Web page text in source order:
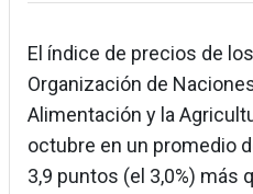
El índice de precios de
Organización de
Alimentación y la
octubre en un promedio
3,9 puntos (el 3,0%) más